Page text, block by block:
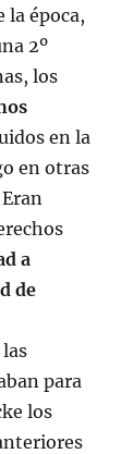
la época,
2º
los
en la
en otras
a
de
para
los